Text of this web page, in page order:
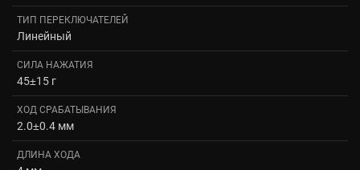
ТИП ПЕРЕКЛЮЧАТЕЛЕЙ
Линейный
СИЛА НАЖАТИЯ
45±15 г
ХОД СРАБАТЫВАНИЯ
2.0±0.4 мм
ДЛИНА ХОДА